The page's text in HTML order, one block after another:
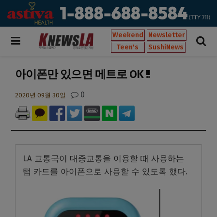
Weekend
Newsletter
Teen's
SushiNews
아이폰만 있으면 메트로 OK !!
2020년 09월 30일 0
LA 교통국이 대중교통을 이용할 때 사용하는
탭 카드를 아이폰으로 사용할 수 있도록 했다.